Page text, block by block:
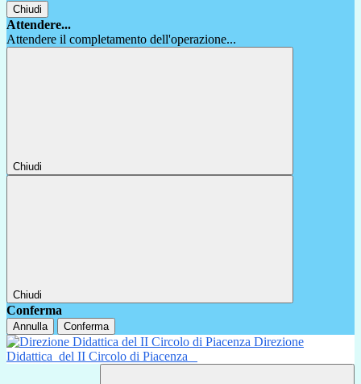
Chiudi
Attendere...
Attendere il completamento dell'operazione...
Chiudi
Chiudi
Conferma
Annulla Conferma
Direzione
Didattica del II Circolo di Piacenza